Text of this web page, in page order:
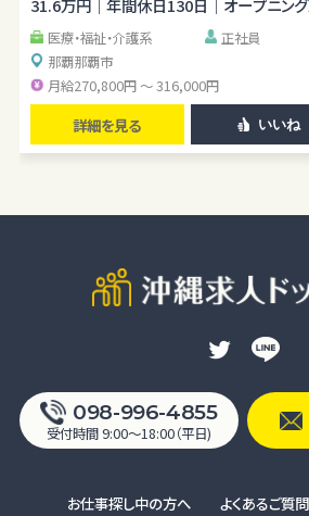
を含む）のうち、利用目的の達成に必要な範
提供の手段又は方法書面もしくは電磁的な
信。ただし、以下の場合は、関係法令に反し
意なく個人情報を提供することがあります。
人の生命、身体又は財産の保護のために必
人の同意を得るのが困難であるとき
合
定める事務を遂行することに対して協力する
ザー本人の同意を得ることによりその事務の
裁判所、検察庁、警察またはこれらに準じた権
ユーザー本人から明示的に第三者への開示
場合F. 法令により開示または提供が許容さ
統計処理されたデー
当社は、提供を受けた個人情報をもとに、個
31.6万円｜年間休日130日｜オープニン
ッフ医療・福祉・介護系
正社員
那覇那覇市
月給270,800円 ～ 316,000円
詳細を見る いいね
098-996-4855
受付時間 9:00〜18:00（平日)
お仕事探し中の方へ よくあるご質問